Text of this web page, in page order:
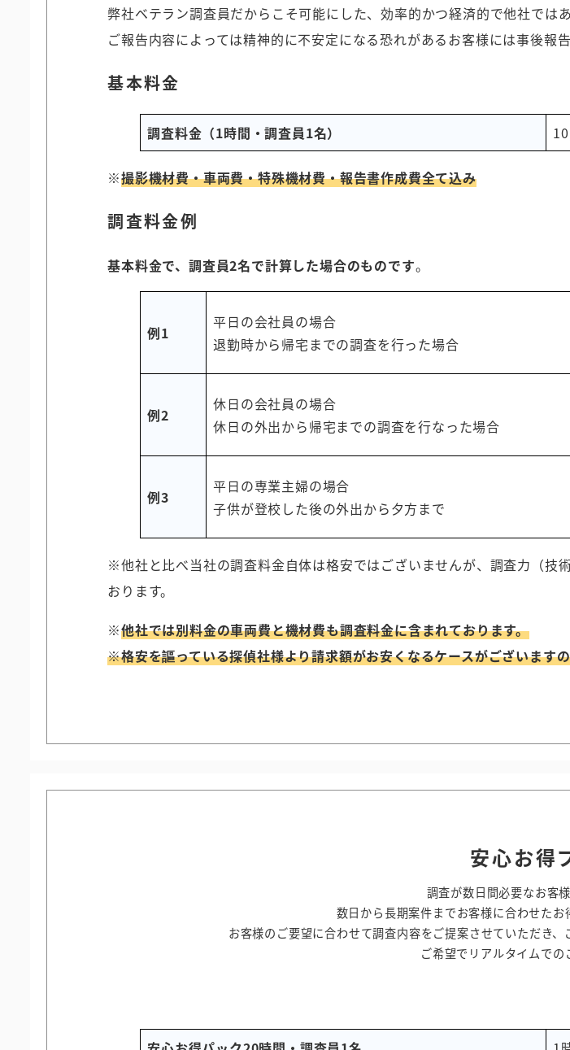
弊社ベテラン調査員だからこそ可能にした、効率的かつ経済的で他社では
ご報告内容によっては精神的に不安定になる恐れがあるお客様には事後報
基本料金
調査料金（1時間・調査員1名）
※撮影機材費・車両費・特殊機材費・報告書作成費全て込み
調査料金例
基本料金で、調査員2名で計算した場合のものです。
例1
平日の会社員の場合
退勤時から帰宅までの調査を行った場合
例2
休日の会社員の場合
休日の外出から帰宅までの調査を行なった場合
例3
平日の専業主婦の場合
子供が登校した後の外出から夕方まで
※他社と比べ当社の調査料金自体は格安ではございませんが、調査力（技
おります。
※他社では別料金の車両費と機材費も調査料金に含まれております。
※格安を謳っている探偵社様より請求額がお安くなるケースがございます
安心お得
調査が数日間必要なお客
数日から長期案件までお客様に合わせたお
お客様のご要望に合わせて調査内容をご提案させていただき
ご希望でリアルタイムでの